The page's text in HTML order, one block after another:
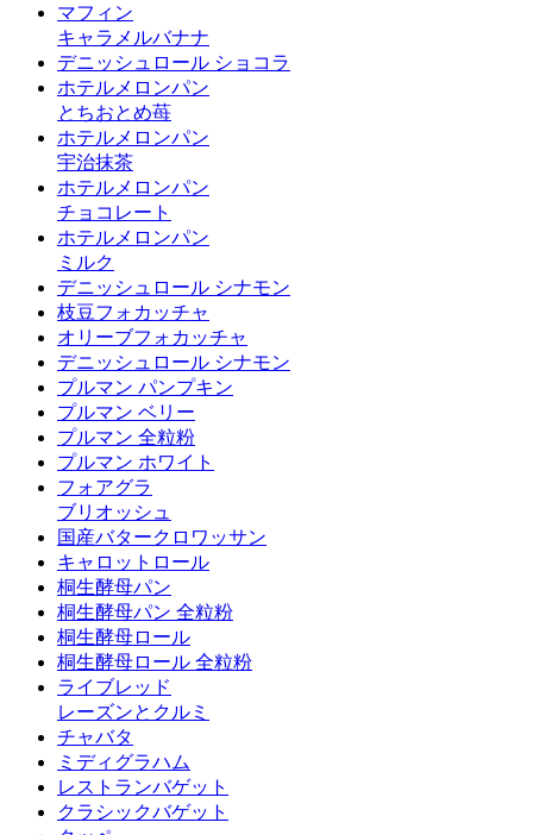
マフィン
キャラメルバナナ
デニッシュロール ショコラ
ホテルメロンパン
とちおとめ苺
ホテルメロンパン
宇治抹茶
ホテルメロンパン
チョコレート
ホテルメロンパン
ミルク
デニッシュロール シナモン
枝豆フォカッチャ
オリーブフォカッチャ
デニッシュロール シナモン
プルマン パンプキン
プルマン ベリー
プルマン 全粒粉
プルマン ホワイト
フォアグラ
ブリオッシュ
国産バタークロワッサン
キャロットロール
桐生酵母パン
桐生酵母パン 全粒粉
桐生酵母ロール
桐生酵母ロール 全粒粉
ライブレッド
レーズンとクルミ
チャバタ
ミディグラハム
レストランバゲット
クラシックバゲット